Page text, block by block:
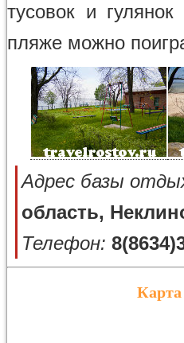
тусовок и
пляже можно
Адрес базы
область,
Телефон: